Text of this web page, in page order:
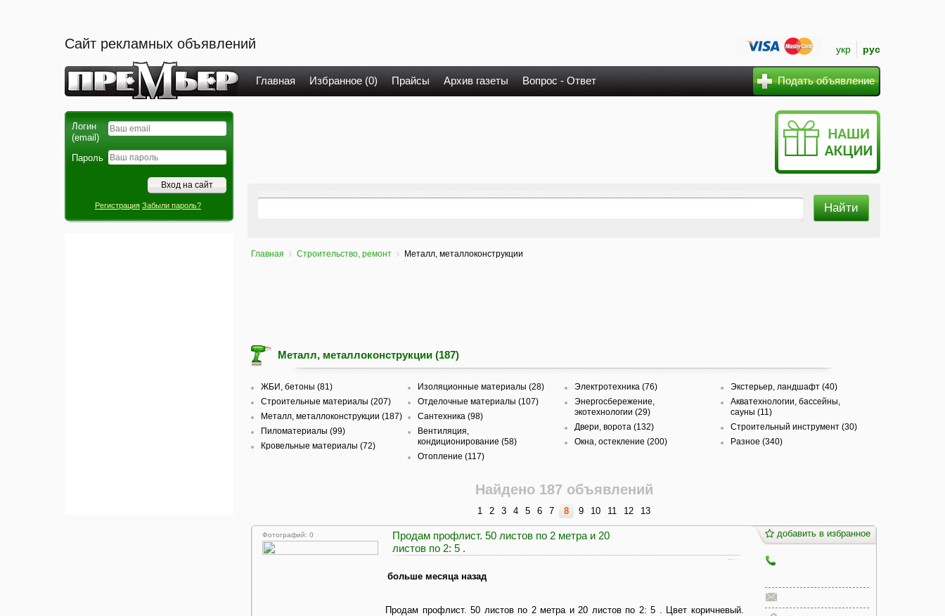
Сайт рекламных объявлений укр рус
Главная Избранное (0) Прайсы Архив газеты Вопрос - Ответ Подать объявление
Логин
(email)
Пароль
Регистрация Забыли пароль?
Главная Строительство, ремонт Металл, металлоконструкции
Металл, металлоконструкции (187)
ЖБИ, бетоны (81)
Строительные материалы (207)
Металл, металлоконструкции (187)
Пиломатериалы (99)
Кровельные материалы (72)
Изоляционные материалы (28)
Отделочные материалы (107)
Сантехника (98)
Вентиляция,
кондиционирование (58)
Отопление (117)
Электротехника (76)
Энергосбережение,
экотехнологии (29)
Двери, ворота (132)
Окна, остекление (200)
Экстерьер, ландшафт (40)
Акватехнологии, бассейны,
сауны (11)
Строительный инструмент (30)
Разное (340)
Найдено 187 объявлений
1 2 3 4 5 6 7 8 9 10 11 12 13
Фотографий: 0
Продам профлист. 50 листов по 2 метра и 20
листов по 2: 5 .
больше месяца назад
Продам профлист. 50 листов по 2 метра и 20 листов по 2: 5 . Цвет коричневый.
добавить в избранное